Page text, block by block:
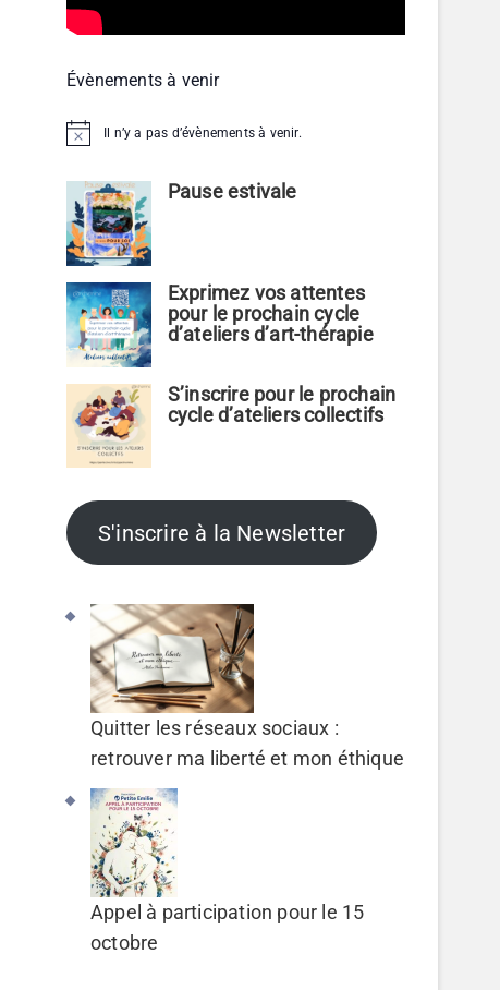
Évènements à venir
N
e
Il n’y a pas d’évènements à venir.
Pause estivale
Exprimez vos attentes
pour le prochain cycle
d’ateliers d’art-thérapie
S’inscrire pour le prochain
cycle d’ateliers collectifs
S'inscrire à la Newsletter
Quitter les réseaux sociaux :
retrouver ma liberté et mon éthique
Appel à participation pour le 15
octobre